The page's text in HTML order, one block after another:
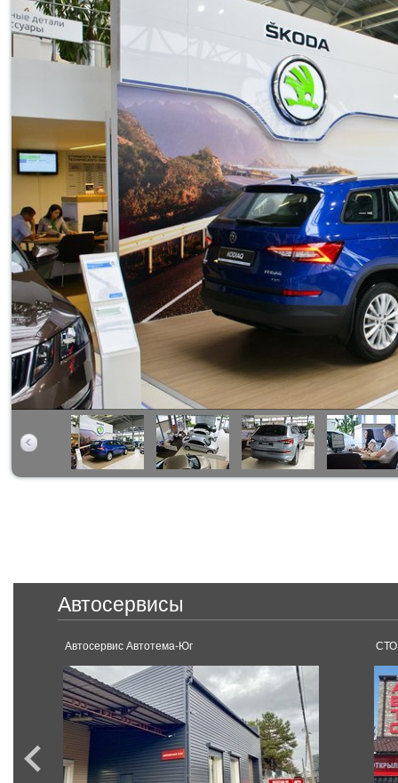
Автосервисы
Автосервис Автотема-Юг СТО